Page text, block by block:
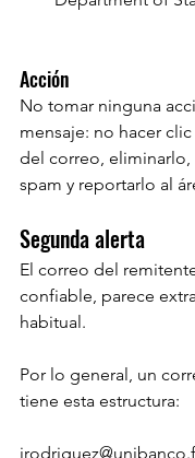
Acción
No tomar ninguna
mensaje: no hacer
del correo,
spam y reportarlo al
Segunda alerta
El correo del
confiable, parece
habitual.
Por lo general, un
tiene esta estructura: